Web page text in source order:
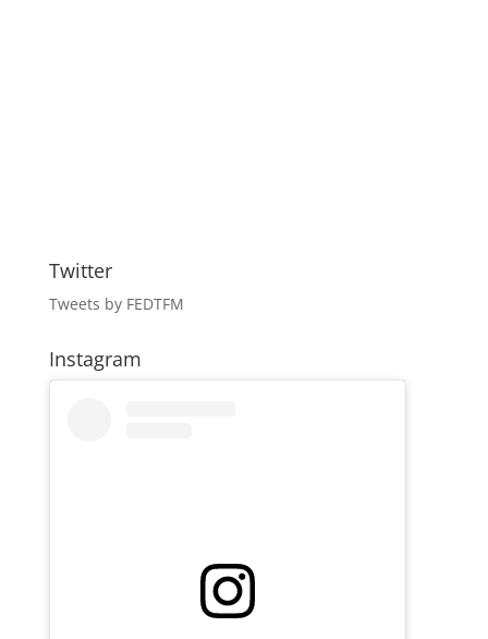
Twitter
Tweets by FEDTFM
Instagram